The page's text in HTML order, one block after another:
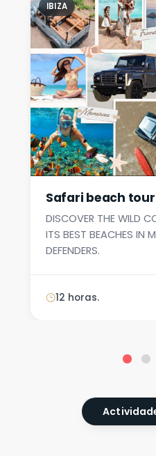
IBIZA
Safari beach tour
DISCOVER THE WILD
ITS BEST BEACHES IN
DEFENDERS.
12 horas.